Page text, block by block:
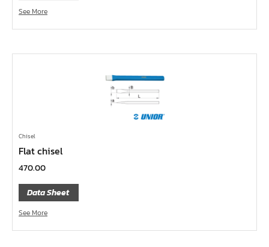
หน้าแปลนเหล็กคอสูง JEF WNRF PN16
หน้าแปลนเหล็กคอสูง JEF WNRF 150P
หน้าแปลนเหล็กบอด JEF 10K FF ชุบกัลวาไนซ์
หน้าแปลนเชื่อมเหล็กบอด JEF 150P RF
หน้าแปลนเชื่อมเหล็ก JEF 150P RF ชุบกัลวาไนซ์
หน้าแปลนเชื่อมเหล็ก JEF 300P RF
ประแจตะขอ
คีมตัดสายเคเบิ้ล
คีมย้ำสายไฟ
See More
Chisel
Flat chisel
470.00
Data Sheet
See More